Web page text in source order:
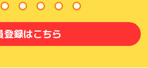
なります。
頼を一切お受けできません。
応いたしかねますので、ご了承
れない
登録はこちら